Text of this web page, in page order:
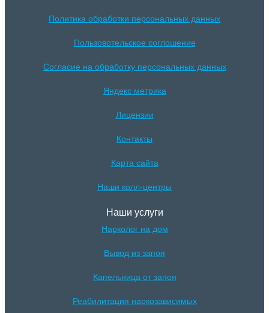
Политика обработки персональных данных
Пользовотельское соглошение
Согласие на обработку персональных данных
Яндекс метрика
Лицензии
Контакты
Карта сайта
Наши колл-центры
Наши услуги
Нарколог на дом
Вывод из запоя
Капельница от запоя
Реабилитация наркозависимых